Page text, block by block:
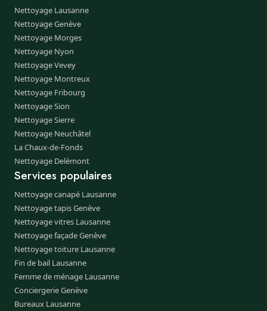
Nettoyage Lausanne
Nettoyage Genève
Nettoyage Morges
Nettoyage Nyon
Nettoyage Vevey
Nettoyage Montreux
Nettoyage Fribourg
Nettoyage Sion
Nettoyage Sierre
Nettoyage Neuchâtel
La Chaux-de-Fonds
Nettoyage Delémont
Services populaires
Nettoyage canapé Lausanne
Nettoyage tapis Genève
Nettoyage vitres Lausanne
Nettoyage façade Genève
Nettoyage toiture Lausanne
Fin de bail Lausanne
Femme de ménage Lausanne
Conciergerie Genève
Bureaux Lausanne